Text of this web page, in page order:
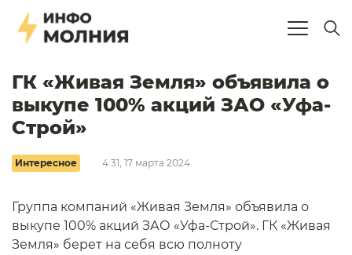
ГК «Живая Земля» объявила о
выкупе 100% акций ЗАО «Уфа-
Строй»
Интересное 4:31, 17 марта 2024
Группа компаний «Живая Земля» объявила о
выкупе 100% акций ЗАО «Уфа-Строй». ГК «Живая
Земля» берет на себя всю полноту